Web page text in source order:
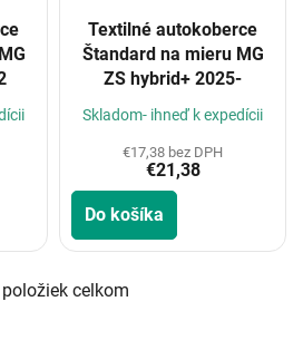
Textilné autokoberce
Štandard na mieru MG
ZS hybrid+ 2025-
Skladom- ihneď k expedícii
€17,38 bez DPH
€21,38
Do košíka
O
položiek celkom